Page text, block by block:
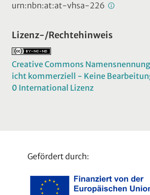
urn:nbn:at:at-vhsa-226
Lizenz-/Rechtehinweis
Creative Commons
icht kommerziell - Keine
0 International Lizenz
Gefördert durch: